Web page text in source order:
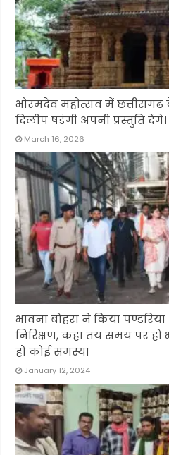
भोरमदेव महोत्सव में छत्तीसगढ़
दिलीप षडंगी अपनी प्रस्तुति देंगे।
March 16, 2026
भावना बोहरा ने किया
निरिक्षण, कहा तय समय पर
हो कोई समस्या
January 12, 2024